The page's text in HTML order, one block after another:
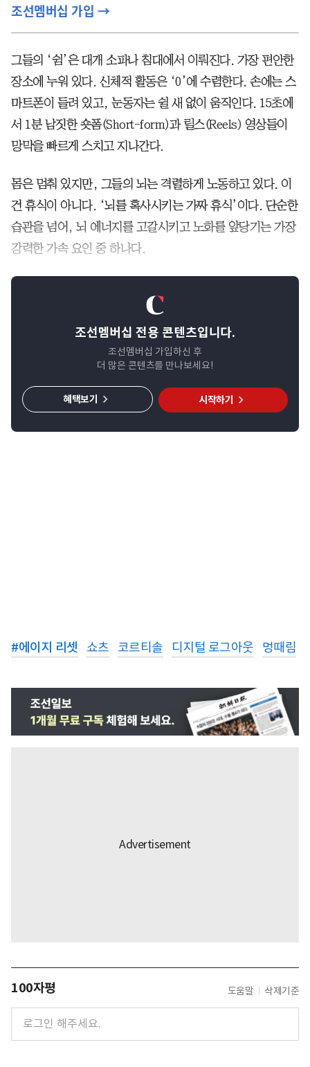
조선멤버십 가입 →
그들의 ‘쉼’은 대개 소파나 침대에서 이뤄진다. 가장 편안한
장소에 누워 있다. 신체적 활동은 ‘0’에 수렴한다. 손에는 스
마트폰이 들려 있고, 눈동자는 쉴 새 없이 움직인다. 15초에
서 1분 남짓한 숏폼(Short-form)과 릴스(Reels) 영상들이
망막을 빠르게 스치고 지나간다.
몸은 멈춰 있지만, 그들의 뇌는 격렬하게 노동하고 있다. 이
건 휴식이 아니다. ‘뇌를 혹사시키는 가짜 휴식’이다. 단순한
습관을 넘어, 뇌 에너지를 고갈시키고 노화를 앞당기는 가장
강력한 가속 요인 중 하나다.
조선멤버십 전용 콘텐츠입니다.
조선멤버십 가입하신 후
더 많은 콘텐츠를 만나보세요!
시작하기
혜택보기
#에이지 리셋 쇼츠 코르티솔 디지털 로그아웃 멍때림
100자평 도움말 삭제기준